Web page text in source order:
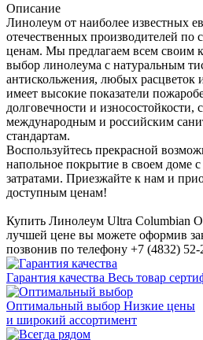
Описание
Линолеум от наиболее известных
отечественных производителей
ценам. Мы предлагаем всем своим
выбор линолеума с натуральным
антискольжения, любых
имеет высокие показатели
долговечности и износостойкости,
международным и российским
стандартам.
Воспользуйтесь прекрасной
напольное покрытие в своем доме
затратами. Приезжайте к нам и
доступным ценам!
Купить Линолеум Ultra Columbian
лучшей цене вы можете оформив
позвонив по телефону +7 (4832) 52-
Гарантия качества Весь товар
Оптимальный выбор Низкие цены
и широкий ассортимент